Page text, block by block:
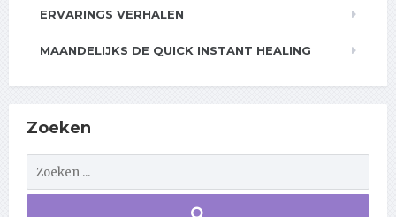
ERVARINGS VERHALEN
MAANDELIJKS DE QUICK INSTANT HEALING
Zoeken